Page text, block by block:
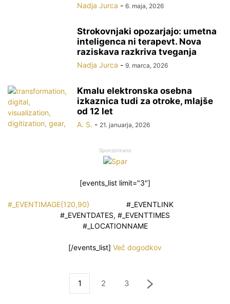
Nadja Jurca - 6. maja, 2026
Strokovnjaki opozarjajo: umetna
inteligenca ni terapevt. Nova
raziskava razkriva tveganja
Nadja Jurca - 9. marca, 2026
Kmalu elektronska osebna
izkaznica tudi za otroke, mlajše
od 12 let
A. S. - 21. januarja, 2026
Sponzorirano
[events_list limit="3"]
#_EVENTIMAGE{120,90}
#_EVENTLINK
#_EVENTDATES, #_EVENTTIMES
#_LOCATIONNAME
[/events_list] Več dogodkov
1 2 3